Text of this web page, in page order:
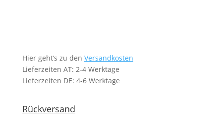
Hier geht’s zu den Versandkosten
Lieferzeiten AT: 2-4 Werktage
Lieferzeiten DE: 4-6 Werktage
Rückversand